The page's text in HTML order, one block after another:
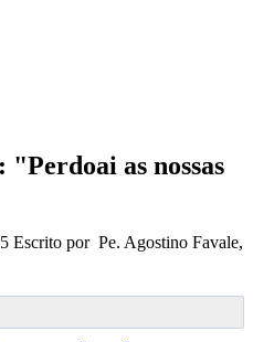
as nossas
Escrito por Pe. Agostino Favale,